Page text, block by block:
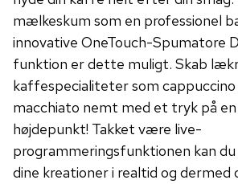
mælkeskum som en professionel
innovative OneTouch-Spumatore
funktion er dette muligt. Skab
kaffespecialiteter som
macchiato nemt med et tryk på
højdepunkt! Takket være live-
programmeringsfunktionen kan du
dine kreationer i realtid og dermed